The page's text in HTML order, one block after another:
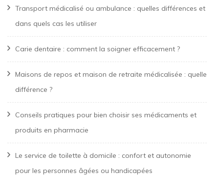
Transport médicalisé ou ambulance : quelles différences et
dans quels cas les utiliser
Carie dentaire : comment la soigner efficacement ?
Maisons de repos et maison de retraite médicalisée : quelle
différence ?
Conseils pratiques pour bien choisir ses médicaments et
produits en pharmacie
Le service de toilette à domicile : confort et autonomie
pour les personnes âgées ou handicapées